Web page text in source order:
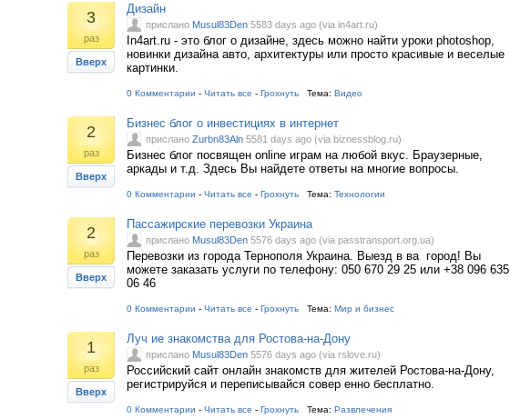
3
раз
Вверх
Дизайн
прислано Musul83Den 5583 days ago (via in4art.ru)
In4art.ru - это блог о дизайне, здесь можно найти уроки photoshop,
новинки дизайна авто, архитектуры или просто красивые и веселые
картинки.
0 Комментарии - Читать все - Грохнуть Тема: Видео
2
раз
Вверх
Бизнес блог о инвестициях в интернет
прислано Zurbn83Aln 5581 days ago (via biznessblog.ru)
Бизнес блог посвящен online играм на любой вкус. Браузерные,
аркады и т.д. Здесь Вы найдете ответы на многие вопросы.
0 Комментарии - Читать все - Грохнуть Тема: Технологии
2
раз
Вверх
Пассажирские перевозки Украина
прислано Musul83Den 5576 days ago (via passtransport.org.ua)
Перевозки из города Тернополя Украина. Выезд в ва город! Вы
можете заказать услуги по телефону: 050 670 29 25 или +38 096 635
06 46
0 Комментарии - Читать все - Грохнуть Тема: Мир и бизнес
1
раз
Вверх
Луч ие знакомства для Ростова-на-Дону
прислано Musul83Den 5576 days ago (via rslove.ru)
Российский сайт онлайн знакомств для жителей Ростова-на-Дону,
регистрируйся и переписывайся совер енно бесплатно.
0 Комментарии - Читать все - Грохнуть Тема: Развлечения